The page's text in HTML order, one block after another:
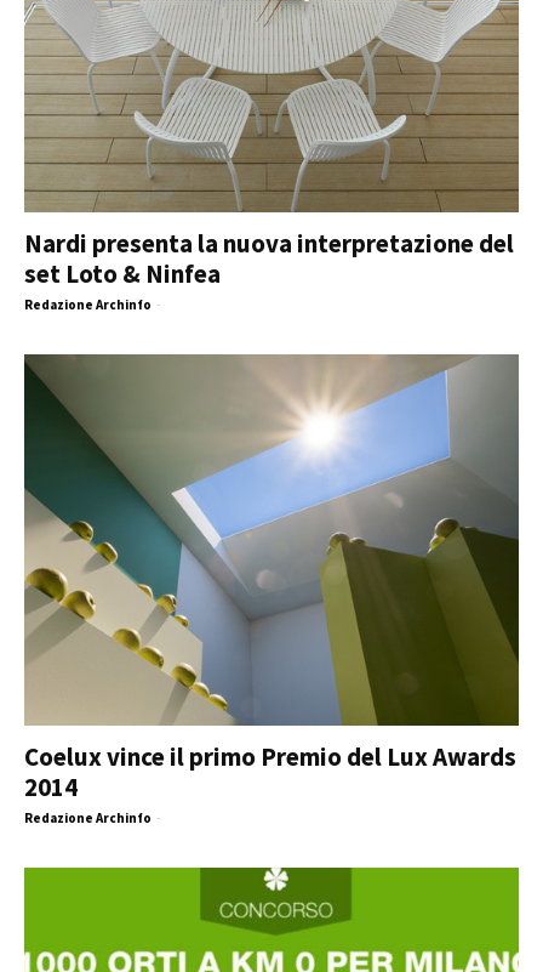
Nardi presenta la nuova interpretazione del
set Loto & Ninfea
Redazione Archinfo -
Coelux vince il primo Premio del Lux Awards
2014
Redazione Archinfo -